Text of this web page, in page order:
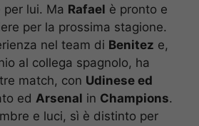
lui. Ma Rafael è pronto e
per la prossima stagione.
nel team di Benitez e,
al collega spagnolo, ha
match, con Udinese ed
ed Arsenal in Champions.
e luci, sì è distinto per